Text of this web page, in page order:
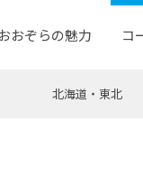
ぞらについて トップ
おおぞらの魅力
ぞらの魅力 トップ
コ
ース紹介 トップペ
学校生活 トップペー
業生の活躍 トップペ
学・相談 トップペ
入学案内 トップペー
北海道・東北